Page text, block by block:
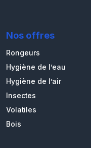
Nos offres
Rongeurs
Hygiène de l’eau
Hygiène de l’air
Insectes
Volatiles
Bois